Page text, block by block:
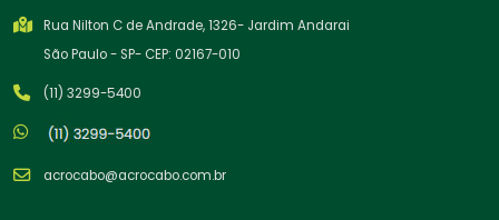
Rua Nilton C de Andrade, 1326- Jardim Andarai
São Paulo - SP- CEP: 02167-010
(11) 3299-5400
acrocabo@acrocabo.com.br